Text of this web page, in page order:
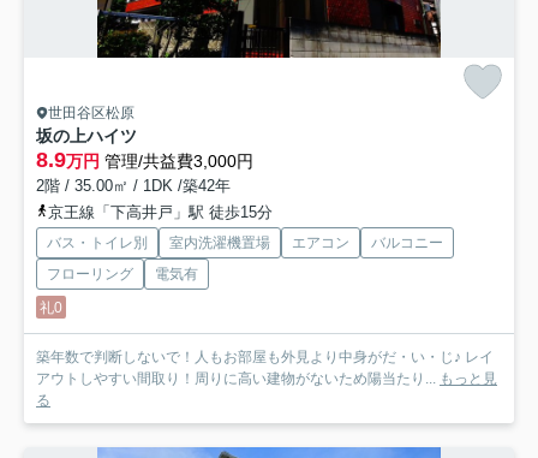
世田谷区松原
坂の上ハイツ
8.9万円 管理/共益費3,000円
2階 / 35.00㎡ / 1DK /築42年
京王線「下高井戸」駅 徒歩15分
バス・トイレ別 室内洗濯機置場 エアコン
バルコニー
フローリング
電気有
礼0
築年数で判断しないで！人もお部屋も外見より中身がだ・い・じ♪ レイ
アウトしやすい間取り！周りに高い建物がないため陽当たり... もっと見
る